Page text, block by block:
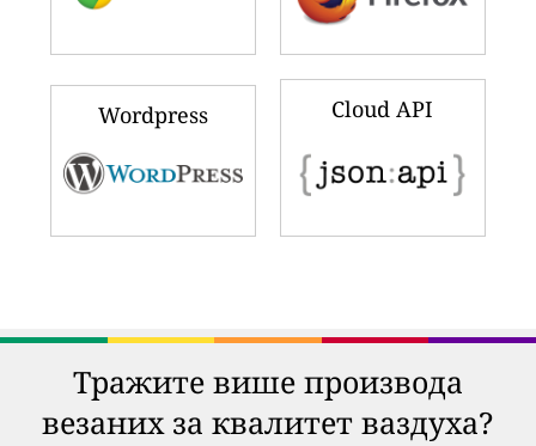
Wordpress Cloud API
Тражите више производа
везаних за квалитет ваздуха?